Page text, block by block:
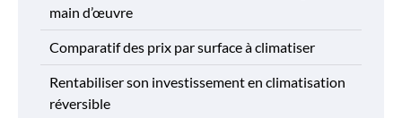
main d’œuvre
Comparatif des prix par surface à climatiser
Rentabiliser son investissement en climatisation
réversible